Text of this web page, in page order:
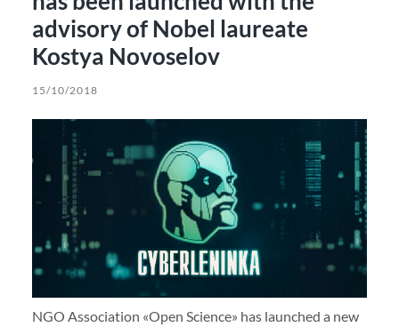
advisory of Nobel laureate
Kostya Novoselov
15/10/2018
NGO Association «Open Science» has launched a new